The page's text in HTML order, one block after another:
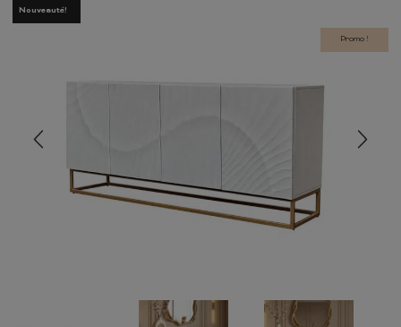
Nouveauté!
Promo !